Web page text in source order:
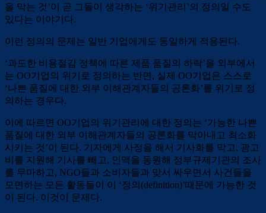
을 막는 것’이 곧 그들이 생각하는 ‘위기관리’의 정의일 수도
있다는 이야기다.
이런 정의의 문제는 일반 기업에게도 동일하게 적용된다.
‘과도한 비용절감 정책에 따른 제품 품질의 하락’을 외부에서
는 OO기업의 위기로 정의하는 반면, 실제 OO기업은 스스로
‘나쁜 품질에 대한 외부 이해관계자들의 공론화’를 위기로 정
의하는 경우다.
이에 따르면 OO기업의 위기관리에 대한 정의는 ‘가능한 나쁜
품질에 대한 외부 이해관계자들의 공론화를 막아내고 최소화
시키는 것’이 된다. 기자에게 사정을 해서 기사화를 막고, 광고
비를 지원해 기사를 빼고, 인맥을 동원해 정부규제기관의 조사
를 무마하고, NGO들과 소비자들과 맞서 싸우면서 사건들을
모면하는 모든 활동들이 이 ‘정의(definition)’때문에 가능한 것
이 된다. 이것이 문제다.